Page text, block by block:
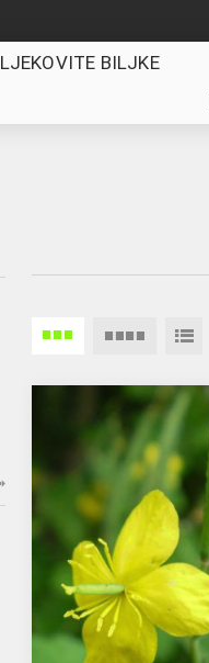
LJEKOVITE BILJKE